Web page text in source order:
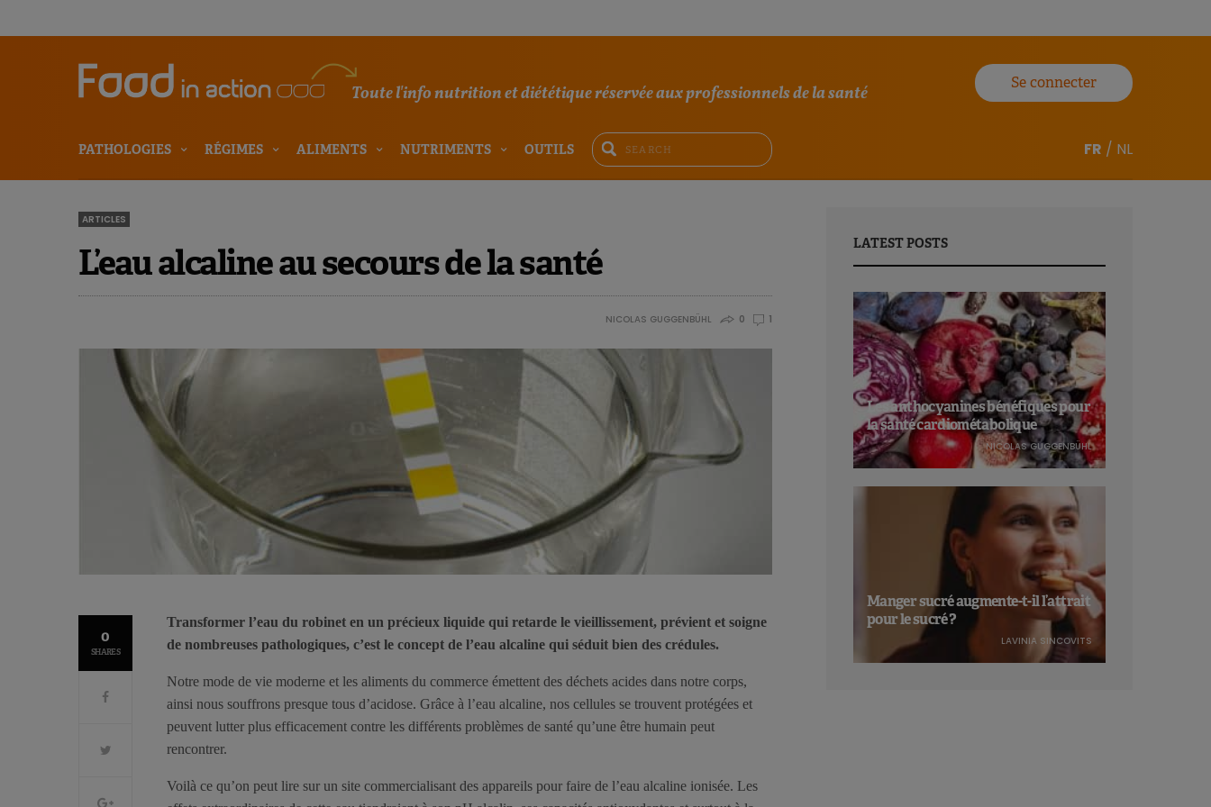
Toute l'info nutrition et diététique réservée aux professionnels de la santé
Se connecter
PATHOLOGIES RÉGIMES ALIMENTS NUTRIMENTS OUTILS FR / NL
ARTICLES
L’eau alcaline au secours de la santé
NICOLAS GUGGENBÜHL 0 1
0
SHARES
Transformer l’eau du robinet en un précieux liquide qui retarde le vieillissement, prévient et soigne
de nombreuses pathologiques, c’est le concept de l’eau alcaline qui séduit bien des crédules.
Notre mode de vie moderne et les aliments du commerce émettent des déchets acides dans notre corps,
ainsi nous souffrons presque tous d’acidose. Grâce à l’eau alcaline, nos cellules se trouvent protégées et
peuvent lutter plus efficacement contre les différents problèmes de santé qu’une être humain peut
rencontrer.
Voilà ce qu’on peut lire sur un site commercialisant des appareils pour faire de l’eau alcaline ionisée. Les
LATEST POSTS
Les anthocyanines bénéfiques pour
la santé cardiométabolique
NICOLAS GUGGENBÜHL
Manger sucré augmente-t-il l’attrait
pour le sucré ?
LAVINIA SINCOVITS